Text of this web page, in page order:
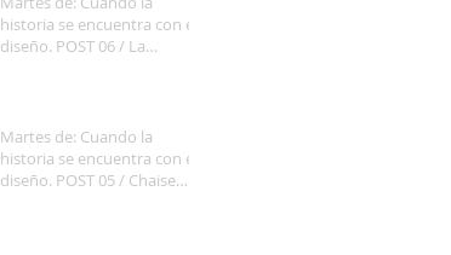
historia se encuentra con el
diseño. POST 06 / La
Martes de: Cuando la
historia se encuentra con el
diseño. POST 05 / Chaise